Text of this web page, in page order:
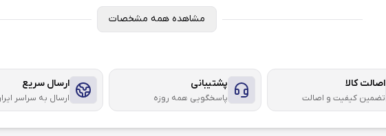
مشاهده همه مشخصات
اصالت کالا
تضمین کیفیت و اصالت
پشتیبانی
پاسخگویی همه روزه
ارسال سریع
ارسال به سراسر